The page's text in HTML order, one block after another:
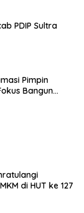
PDIP Sultra
Pimpin
Bangun
di HUT ke 127